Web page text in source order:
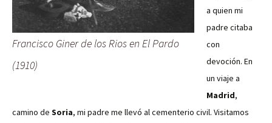
Francisco Giner de los Rios en El Pardo
(1910)
a quien mi
padre citaba
con
devoción. En
un viaje a
Madrid,
camino de Soria, mi padre me llevó al cementerio civil. Visitamos